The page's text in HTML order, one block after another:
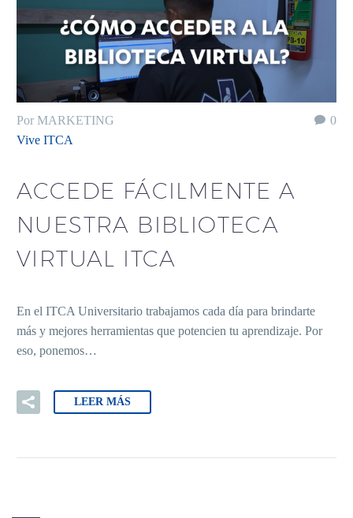
0
Por MARKETING
Vive ITCA
ACCEDE FÁCILMENTE A
NUESTRA BIBLIOTECA
VIRTUAL ITCA
En el ITCA Universitario trabajamos cada día para brindarte
más y mejores herramientas que potencien tu aprendizaje. Por
eso, ponemos…
LEER MÁS